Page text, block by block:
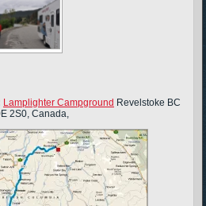
Lamplighter Campground Revelstoke BC
2S0, Canada,